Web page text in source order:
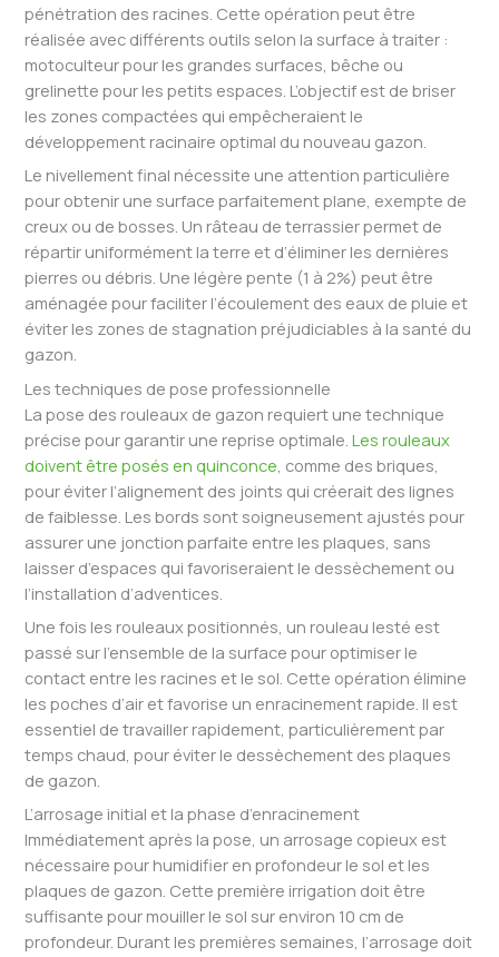
pénétration des racines. Cette opération peut être
réalisée avec différents outils selon la surface à traiter :
motoculteur pour les grandes surfaces, bêche ou
grelinette pour les petits espaces. L’objectif est de briser
les zones compactées qui empêcheraient le
développement racinaire optimal du nouveau gazon.
Le nivellement final nécessite une attention particulière
pour obtenir une surface parfaitement plane, exempte de
creux ou de bosses. Un râteau de terrassier permet de
répartir uniformément la terre et d’éliminer les dernières
pierres ou débris. Une légère pente (1 à 2%) peut être
aménagée pour faciliter l’écoulement des eaux de pluie et
éviter les zones de stagnation préjudiciables à la santé du
gazon.
Les techniques de pose professionnelle
La pose des rouleaux de gazon requiert une technique
précise pour garantir une reprise optimale.Les rouleaux
doivent être posés en quinconce , comme des briques,
pour éviter l’alignement des joints qui créerait des lignes
de faiblesse. Les bords sont soigneusement ajustés pour
assurer une jonction parfaite entre les plaques, sans
laisser d’espaces qui favoriseraient le dessèchement ou
l’installation d’adventices.
Une fois les rouleaux positionnés, un rouleau lesté est
passé sur l’ensemble de la surface pour optimiser le
contact entre les racines et le sol. Cette opération élimine
les poches d’air et favorise un enracinement rapide. Il est
essentiel de travailler rapidement, particulièrement par
temps chaud, pour éviter le dessèchement des plaques
de gazon.
L’arrosage initial et la phase d’enracinement
Immédiatement après la pose, un arrosage copieux est
nécessaire pour humidifier en profondeur le sol et les
plaques de gazon. Cette première irrigation doit être
suffisante pour mouiller le sol sur environ 10 cm de
profondeur. Durant les premières semaines, l’arrosage doit